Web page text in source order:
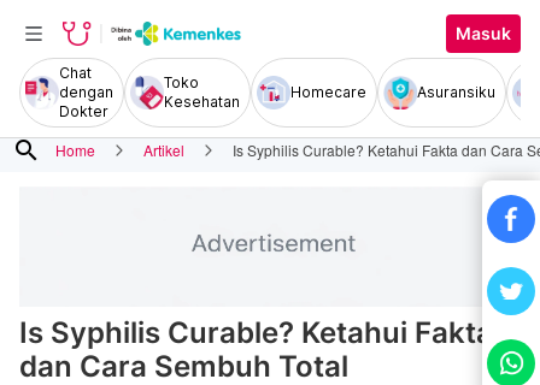
Masuk
Chat
dengan
Dokter
Toko
Kesehatan
Homecare Asuransiku
search Home Artikel Is Syphilis Curable? Ketahui Fakta dan Cara
Is Syphilis Curable? Ketahui Fakta
dan Cara Sembuh Total